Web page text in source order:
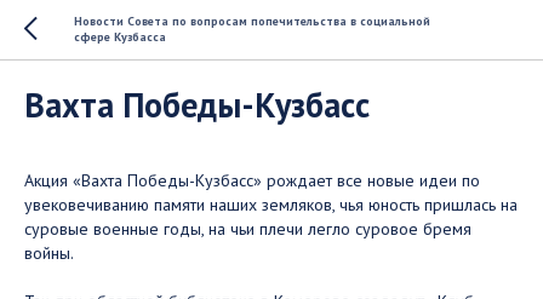
Новости Совета по вопросам попечительства в социальной
сфере Кузбасса
Вахта Победы-Кузбасс
Акция «Вахта Победы-Кузбасс» рождает все новые идеи по
увековечиванию памяти наших земляков, чья юность пришлась на
суровые военные годы, на чьи плечи легло суровое бремя
войны. ⠀